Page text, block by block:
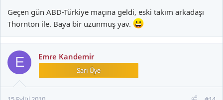
Geçen gün ABD-Türkiye maçına geldi, eski takım arkadaşı
Thornton ile. Baya bir uzunmuş yav.
E Emre Kandemir